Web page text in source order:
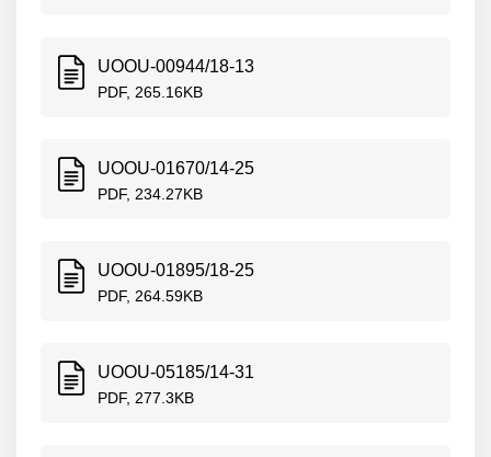
UOOU-00944/18-13
PDF, 265.16KB
UOOU-01670/14-25
PDF, 234.27KB
UOOU-01895/18-25
PDF, 264.59KB
UOOU-05185/14-31
PDF, 277.3KB